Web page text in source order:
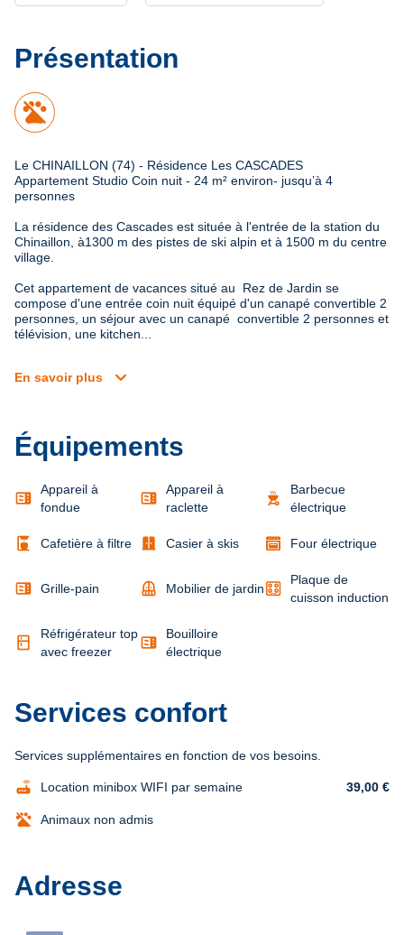
Présentation
Le CHINAILLON (74) - Résidence Les CASCADES
Appartement Studio Coin nuit - 24 m² environ- jusqu’à 4
personnes
La résidence des Cascades est située à l'entrée de la station du
Chinaillon, à1300 m des pistes de ski alpin et à 1500 m du centre
village.
Cet appartement de vacances situé au  Rez de Jardin se
compose d'une entrée coin nuit équipé d'un canapé convertible 2
personnes, un séjour avec un canapé  convertible 2 personnes et
télévision, une kitchen...
En savoir plus expand_more
Équipements
microwave
Appareil à
fondue
microwave
Appareil à
raclette
outdoor_grill
Barbecue
électrique
coffee_maker Cafetière à filtre door_sliding Casier à skis Four électrique
microwave Grille-pain balcony Mobilier de jardin
Plaque de
cuisson induction
kitchen
Réfrigérateur top
avec freezer
microwave
Bouilloire
électrique
Services confort
Services supplémentaires en fonction de vos besoins.
router Location minibox WIFI par semaine 39,00 €
Animaux non admis
Adresse